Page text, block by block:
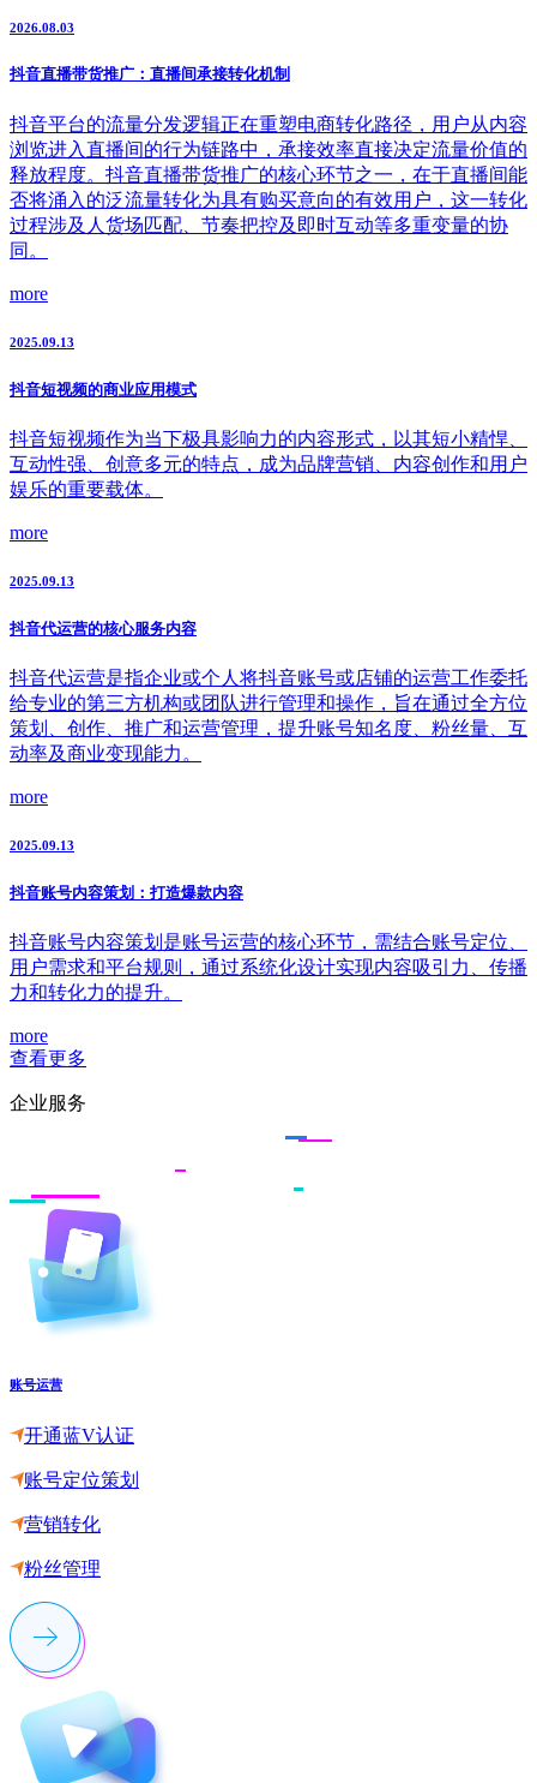
2026.08.03
抖音直播带货推广：直播间承接转化机制
抖音平台的流量分发逻辑正在重塑电商转化路径，用户从内容
浏览进入直播间的行为链路中，承接效率直接决定流量价值的
释放程度。抖音直播带货推广的核心环节之一，在于直播间能
否将涌入的泛流量转化为具有购买意向的有效用户，这一转化
过程涉及人货场匹配、节奏把控及即时互动等多重变量的协
同。
more
2025.09.13
抖音短视频的商业应用模式
抖音短视频作为当下极具影响力的内容形式，以其短小精悍、
互动性强、创意多元的特点，成为品牌营销、内容创作和用户
娱乐的重要载体。
more
2025.09.13
抖音代运营的核心服务内容
抖音代运营是指企业或个人将抖音账号或店铺的运营工作委托
给专业的第三方机构或团队进行管理和操作，旨在通过全方位
策划、创作、推广和运营管理，提升账号知名度、粉丝量、互
动率及商业变现能力。
more
2025.09.13
抖音账号内容策划：打造爆款内容
抖音账号内容策划是账号运营的核心环节，需结合账号定位、
用户需求和平台规则，通过系统化设计实现内容吸引力、传播
力和转化力的提升。
more
查看更多
企业服务
账号运营
开通蓝V认证
账号定位策划
营销转化
粉丝管理